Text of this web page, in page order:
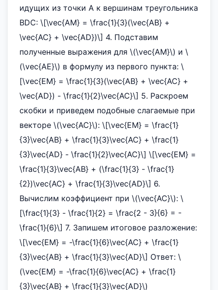
идущих из точки A к вершинам треугольника
BDC: \[\vec{AM} = \frac{1}{3}(\vec{AB} +
\vec{AC} + \vec{AD})\] 4. Подставим
полученные выражения для \(\vec{AM}\) и \
(\vec{AE}\) в формулу из первого пункта: \
[\vec{EM} = \frac{1}{3}(\vec{AB} + \vec{AC} +
\vec{AD}) - \frac{1}{2}\vec{AC}\] 5. Раскроем
скобки и приведем подобные слагаемые при
векторе \(\vec{AC}\): \[\vec{EM} = \frac{1}
{3}\vec{AB} + \frac{1}{3}\vec{AC} + \frac{1}
{3}\vec{AD} - \frac{1}{2}\vec{AC}\] \[\vec{EM} =
\frac{1}{3}\vec{AB} + (\frac{1}{3} - \frac{1}
{2})\vec{AC} + \frac{1}{3}\vec{AD}\] 6.
Вычислим коэффициент при \(\vec{AC}\): \
[\frac{1}{3} - \frac{1}{2} = \frac{2 - 3}{6} = -
\frac{1}{6}\] 7. Запишем итоговое разложение:
\[\vec{EM} = -\frac{1}{6}\vec{AC} + \frac{1}
{3}\vec{AB} + \frac{1}{3}\vec{AD}\] Ответ: \
(\vec{EM} = -\frac{1}{6}\vec{AC} + \frac{1}
{3}\vec{AB} + \frac{1}{3}\vec{AD}\)